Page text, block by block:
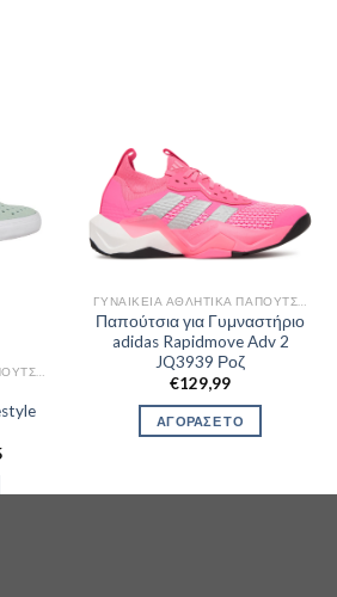
είναι:
Παπούτσια για Γυμναστήριο
adidas Rapidmove Adv 2
JQ3939 Ροζ
€129,99
ΑΓΟΡΑΣΕ ΤΟ